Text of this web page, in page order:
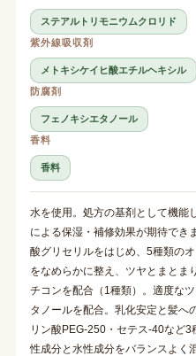
ステアルトリモニウムクロリド
紫外線吸収剤
メトキシケイヒ酸エチルヘキシル
防腐剤
フェノキシエタノール
香料
香料
水を使用。処方の基剤として機能
による保湿・補修効果が期待でき
酸グリセリルをはじめ、5種類の
をなめらかに整え、ツヤとまとま
チコンを配合（1種類）。適度な
タノールを配合。乳化安定と髪へ
リン酸PEG-250・セテス-40など
性成分と水性成分をバランスよく